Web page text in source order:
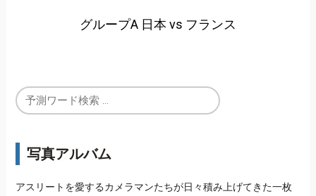
グループA 日本 vs フランス
写真アルバム
アスリートを愛するカメラマンたちが日々積み上げてきた一枚